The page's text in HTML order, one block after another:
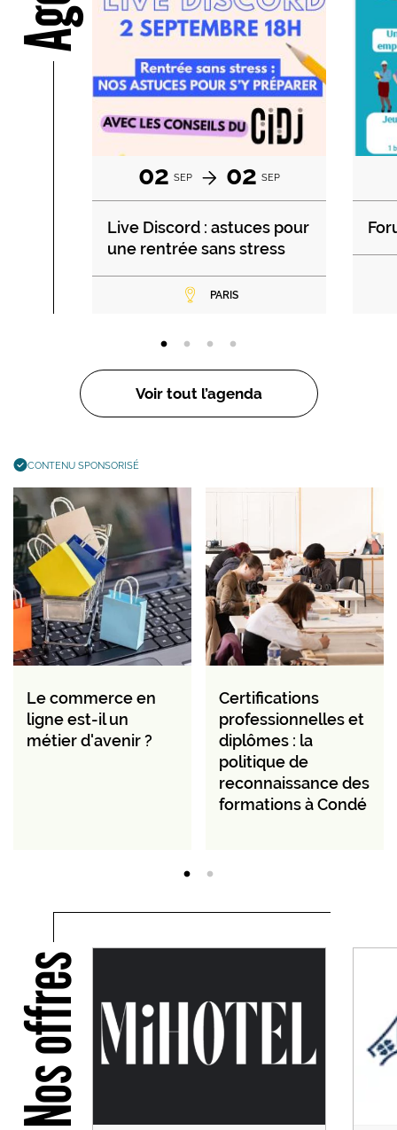
02 SEP 02 SEP
Live Discord : astuces pour
une rentrée sans stress
PARIS
Voir tout l’agenda
CONTENU SPONSORISÉ
Le commerce en
ligne est-il un
métier d'avenir ?
Certifications
professionnelles et
diplômes : la
politique de
reconnaissance des
formations à Condé
Nos offres